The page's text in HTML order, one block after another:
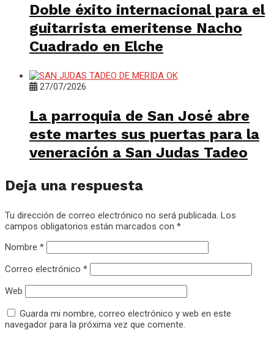
Doble éxito internacional para el
guitarrista emeritense Nacho
Cuadrado en Elche
27/07/2026
La parroquia de San José abre
este martes sus puertas para la
veneración a San Judas Tadeo
Deja una respuesta
Tu dirección de correo electrónico no será publicada. Los
campos obligatorios están marcados con *
Nombre *
Correo electrónico *
Web
Guarda mi nombre, correo electrónico y web en este
navegador para la próxima vez que comente.